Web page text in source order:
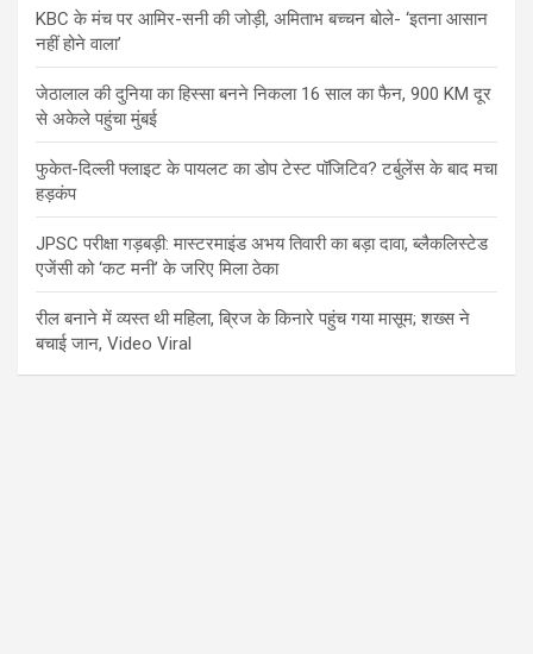
KBC के मंच पर आमिर-सनी की जोड़ी, अमिताभ बच्चन बोले- ‘इतना आसान
नहीं होने वाला’
जेठालाल की दुनिया का हिस्सा बनने निकला 16 साल का फैन, 900 KM दूर
से अकेले पहुंचा मुंबई
फुकेत-दिल्ली फ्लाइट के पायलट का डोप टेस्ट पॉजिटिव? टर्बुलेंस के बाद मचा
हड़कंप
JPSC परीक्षा गड़बड़ी: मास्टरमाइंड अभय तिवारी का बड़ा दावा, ब्लैकलिस्टेड
एजेंसी को ‘कट मनी’ के जरिए मिला ठेका
रील बनाने में व्यस्त थी महिला, ब्रिज के किनारे पहुंच गया मासूम; शख्स ने
बचाई जान, Video Viral